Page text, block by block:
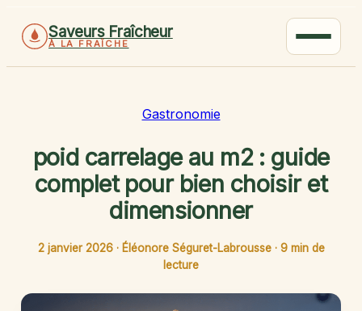
Saveurs Fraîcheur
À LA FRAÎCHE
Gastronomie
poid carrelage au m2 : guide
complet pour bien choisir et
dimensionner
2 janvier 2026 · Éléonore Séguret-Labrousse · 9 min de
lecture